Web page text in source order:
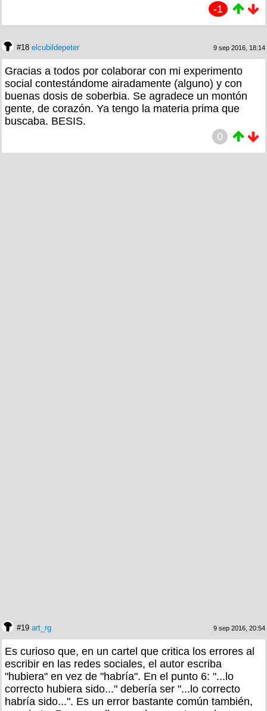
-1
#18 elcubildepeter 9 sep 2016, 18:14
Gracias a todos por colaborar con mi experimento
social contestándome airadamente (alguno) y con
buenas dosis de soberbia. Se agradece un montón
gente, de corazón. Ya tengo la materia prima que
buscaba. BESIS.
0
#19 art_rg 9 sep 2016, 20:54
Es curioso que, en un cartel que critica los errores al
escribir en las redes sociales, el autor escriba
"hubiera" en vez de "habría". En el punto 6: "...lo
correcto hubiera sido..." debería ser "...lo correcto
habría sido...". Es un error bastante común también,